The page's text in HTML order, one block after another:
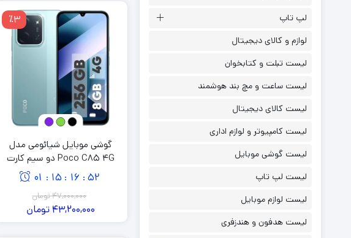
٪3
گوشی موبایل شیائومی مدل
Poco C85 4G دو سیم کارت
گیگابایت
51
:
16
:
15
:
01
47,000,000تومان
43,200,000 تومان
لپ تاپ
لوازم و کالای دیجیتال
لیست تبلت و کتابخوان
لیست ساعت و مچ بند هوشمند
لیست کالای دیجیتال
لیست کامپیوتر و لوازم اداری
لیست گوشی موبایل
لیست لپ تاپ
لیست لوازم موبایل
لیست هدفون و هندزفری